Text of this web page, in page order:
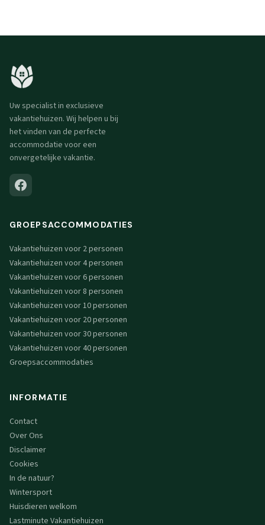
Uw specialist in exclusieve
vakantiehuizen. Wij helpen u bij
het vinden van de perfecte
accommodatie voor een
onvergetelijke vakantie.
GROEPSACCOMMODATIES
Vakantiehuizen voor 2 personen
Vakantiehuizen voor 4 personen
Vakantiehuizen voor 6 personen
Vakantiehuizen voor 8 personen
Vakantiehuizen voor 10 personen
Vakantiehuizen voor 20 personen
Vakantiehuizen voor 30 personen
Vakantiehuizen voor 40 personen
Groepsaccommodaties
INFORMATIE
Contact
Over Ons
Disclaimer
Cookies
In de natuur?
Wintersport
Huisdieren welkom
Lastminute Vakantiehuizen